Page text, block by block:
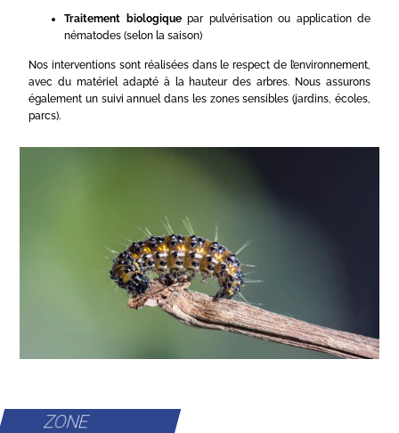
Traitement biologiquepar pulvérisation ou application de
nématodes (selon la saison)
Nos interventions sont réalisées dans le respect de l’environnement,
avec du matériel adapté à la hauteur des arbres. Nous assurons
également un suivi annuel dans les zones sensibles (jardins, écoles,
parcs).
ZONE